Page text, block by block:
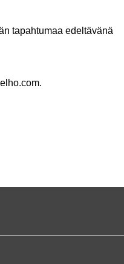
tapahtumaa edeltävänä